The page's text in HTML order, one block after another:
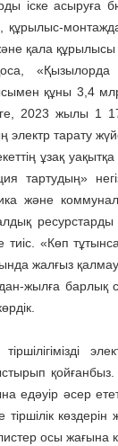
іске асыруға
құрылыс-
қала
құны 3,4
2023 жылы 1
электр тарату
ұзақ
тартудың»
және
тиіс. «Көп
жалғыз
жылға барлық
қойғанбыз.
едәуір әсер
тіршілік
осы жағына